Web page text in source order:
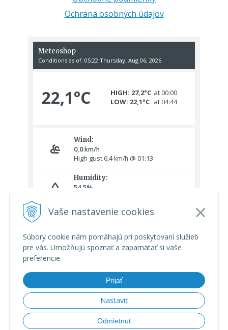
Vaše nastavenie cookies
Súbory cookie nám pomáhajú pri poskytovaní služieb
pre vás. Umožňujú spoznať a zapamätať si vaše
preferencie.
Prijať
Nastaviť
Odmietnuť
Ochrana osobných údajov
© 2026 Meteoshop.sk • tvorba eshopu cez UNIobchod webhosting